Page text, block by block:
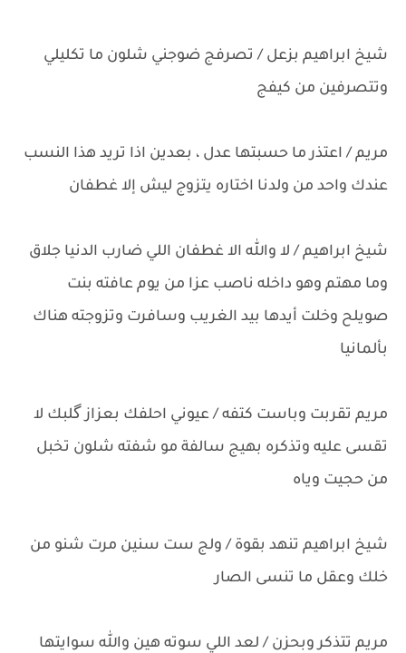
شيخ ابراهيم بزعل / تصرفج ضوجني شلون ما تكليلي
وتتصرفين من كيفج
مريم / اعتذر ما حسبتها عدل ، بعدين اذا تريد هذا النسب
عندك واحد من ولدنا اختاره يتزوج ليش إلا غطفان
شيخ ابراهيم / لا والله الا غطفان اللي ضارب الدنيا جلاق
وما مهتم وهو داخله ناصب عزا من يوم عافته بنت
صويلح وخلت أيدها بيد الغريب وسافرت وتزوجته هناك
بألمانيا
مريم تقربت وباست كتفه / عيوني احلفك بعزاز گلبك لا
تقسى عليه وتذكره بهيج سالفة مو شفته شلون تخبل
من حجيت وياه
شيخ ابراهيم تنهد بقوة / ولج ست سنين مرت شنو من
خلك وعقل ما تنسى الصار
مريم تتذكر وبحزن / لعد اللي سوته هين والله سوايتها